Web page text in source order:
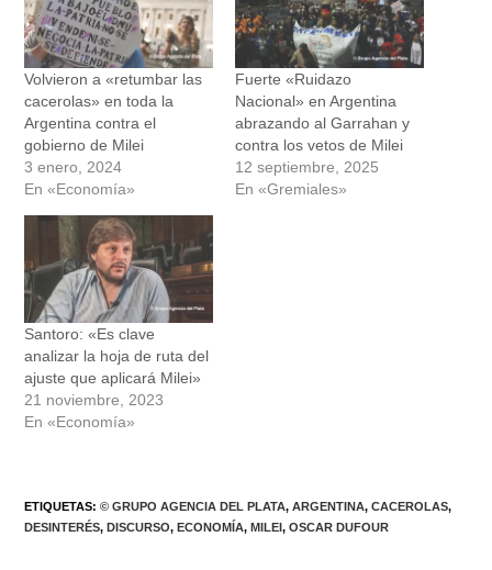
Volvieron a «retumbar las
cacerolas» en toda la
Argentina contra el
gobierno de Milei
3 enero, 2024
En «Economía»
Fuerte «Ruidazo
Nacional» en Argentina
abrazando al Garrahan y
contra los vetos de Milei
12 septiembre, 2025
En «Gremiales»
Santoro: «Es clave
analizar la hoja de ruta del
ajuste que aplicará Milei»
21 noviembre, 2023
En «Economía»
ETIQUETAS:© GRUPO AGENCIA DEL PLATA, ARGENTINA, CACEROLAS,
DESINTERÉS, DISCURSO, ECONOMÍA, MILEI, OSCAR DUFOUR